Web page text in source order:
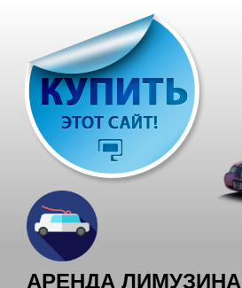
содержимому
АРЕНДА ЛИМУЗИНА